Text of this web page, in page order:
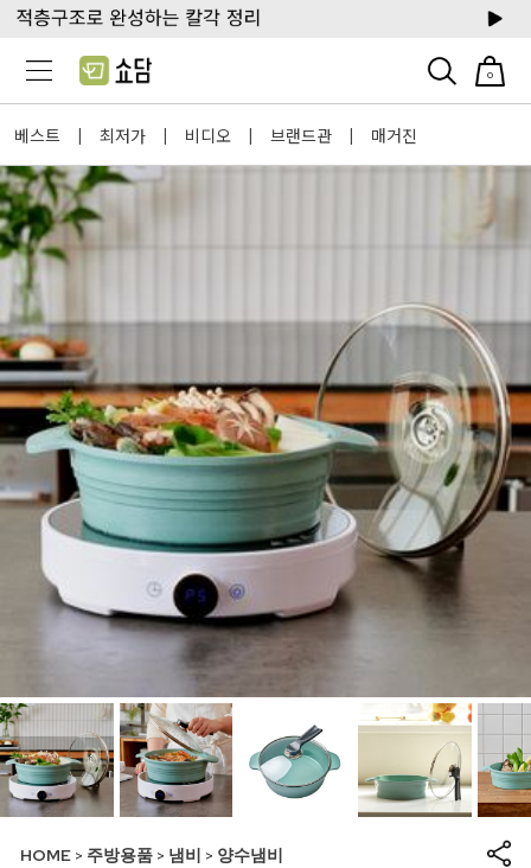
0
베스트 | 최저가 | 비디오 | 브랜드관 | 매거진
HOME > 주방용품 > 냄비 > 양수냄비